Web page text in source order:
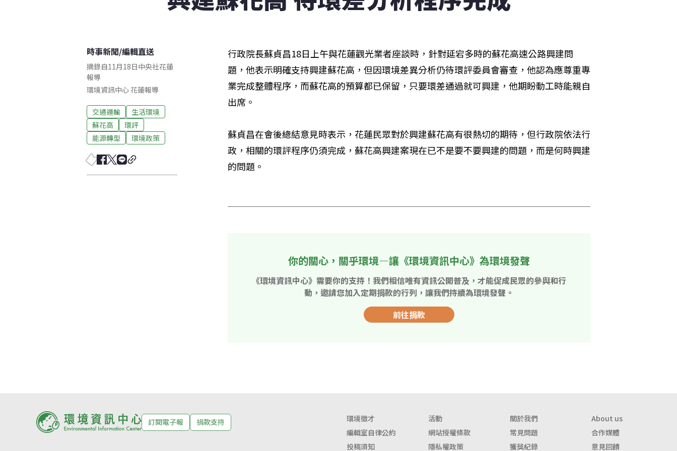
時事新聞/編輯直送
摘錄自11月18日中央社花蓮
報導
環境資訊中心 花蓮報導
交通運輸
生活環境
蘇花高
環評
能源轉型
環境政策
行政院長蘇貞昌18日上午與花蓮觀光業者座談時，針對延宕多時的蘇花高速公路興建問
題，他表示明確支持興建蘇花高，但因環境差異分析仍待環評委員會審查，他認為應尊重專
業完成整體程序，而蘇花高的預算都已保留，只要環差通過就可興建，他期盼動工時能親自
出席。
蘇貞昌在會後總結意見時表示，花蓮民眾對於興建蘇花高有很熱切的期待，但行政院依法行
政，相關的環評程序仍須完成，蘇花高興建案現在已不是要不要興建的問題，而是何時興建
的問題。
你的關心，關乎環境—讓《環境資訊中心》為環境發聲
《環境資訊中心》需要你的支持！我們相信唯有資訊公開普及，才能促成民眾的參與和行
動，邀請您加入定期捐款的行列，讓我們持續為環境發聲。
前往捐款
訂閱電子報 捐款支持 環境徵才 活動 關於我們
About us
編輯室自律公約
網站授權條款 常見問題
合作媒體
投稿須知
隱私權政策 獲獎紀錄 意見回饋